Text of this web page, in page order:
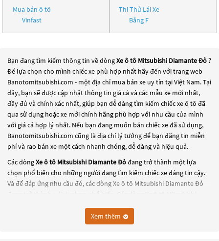
Mua bán ô tô
Vinfast
Thi Thử Lái Xe
Bằng F
Bạn đang tìm kiếm thông tin về dòngXe ô tô Mitsubishi Diamante Đỏ?
Để lựa chọn cho mình chiếc xe phù hợp nhất hãy đến với trang web
Banotomitsubishi.com - một địa chỉ mua bán xe uy tín tại Việt Nam. Tại
đây, bạn sẽ được cập nhật thông tin giá cả và các mẫu xe mới nhất,
đầy đủ và chính xác nhất, giúp bạn dễ dàng tìm kiếm chiếc xe ô tô đã
qua sử dụng hoặc xe mới chính hãng phù hợp với nhu cầu của mình
với giá cả hợp lý nhất. Nếu bạn đang muốn bán chiếc xe đã sử dụng,
Banotomitsubishi.com cũng là địa chỉ lý tưởng để bạn đăng tin miễn
phí và rao bán xe một cách nhanh chóng, dễ dàng và hiệu quả.
Các dòngXe ô tô Mitsubishi Diamante Đỏđang trở thành một lựa
chọn phổ biến cho những người đang tìm kiếm chiếc xe đáng tin cậy.
Và để đáp ứng nhu cầu đó, các dòngXe ô tô Mitsubishi Diamante Đỏ
đang trở thành sự lựa chọn phổ biến. Các dòng
hoặc là các dòng xe mới với thiết kế hiện đại và công nghệ tiên tiến.
Xe ô tô Mitsubishi Diamante Đỏnày đều được kiểm tra và
Xem thêm